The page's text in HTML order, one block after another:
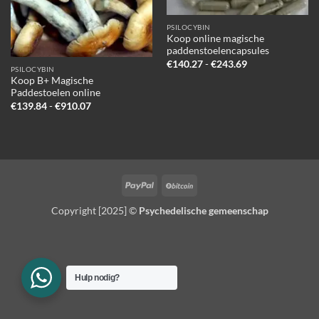
PSILOCYBIN
Koop B+ Magische
Paddestoelen online
€139.84 - €910.07Prijsklasse:
PSILOCYBIN
Koop online magische
paddenstoelencapsules
€140.27 - €243.69Prijsklasse:
PayPal
Copyright [2025] © Psychedelische gemeenschap
Hulp nodig?